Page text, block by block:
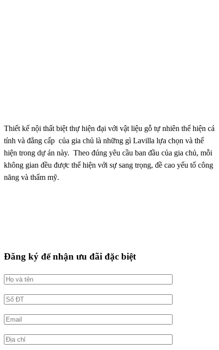
Thiết kế nội thất biệt thự hiện đại với vật liệu gỗ tự nhiên thể hiện cá
tính và đẳng cấp của gia chủ là những gì Lavilla lựa chọn và thể
hiện trong dự án này. Theo đúng yêu cầu ban đầu của gia chủ, mỗi
không gian đều được thể hiện với sự sang trọng, đề cao yếu tố công
năng và thẩm mỹ.
Đăng ký để nhận ưu đãi đặc biệt